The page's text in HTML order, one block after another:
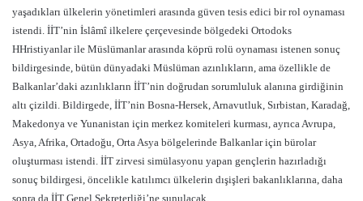
yaşadıkları ülkelerin yönetimleri arasında güven tesis edici bir rol oynaması
istendi. İİT’nin İslâmî ilkelere çerçevesinde bölgedeki Ortodoks
HHristiyanlar ile Müslümanlar arasında köprü rolü oynaması istenen sonuç
bildirgesinde, bütün dünyadaki Müslüman azınlıkların, ama özellikle de
Balkanlar’daki azınlıkların İİT’nin doğrudan sorumluluk alanına girdiğinin
altı çizildi. Bildirgede, İİT’nin Bosna-Hersek, Arnavutluk, Sırbistan, Karadağ,
Makedonya ve Yunanistan için merkez komiteleri kurması, ayrıca Avrupa,
Asya, Afrika, Ortadoğu, Orta Asya bölgelerinde Balkanlar için bürolar
oluşturması istendi. İİT zirvesi simülasyonu yapan gençlerin hazırladığı
sonuç bildirgesi, öncelikle katılımcı ülkelerin dışişleri bakanlıklarına, daha
sonra da İİT Genel Sekreterliği’ne sunulacak.